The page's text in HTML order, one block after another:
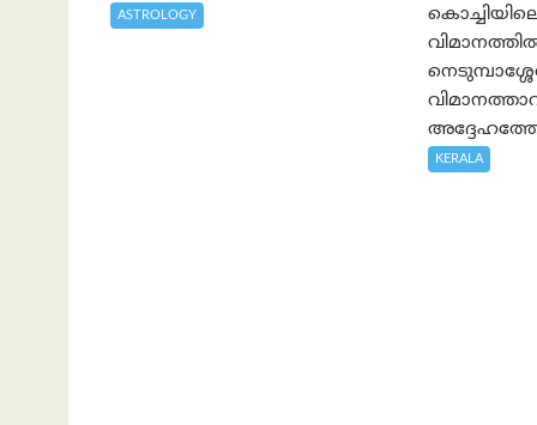
ASTROLOGY
KERALA